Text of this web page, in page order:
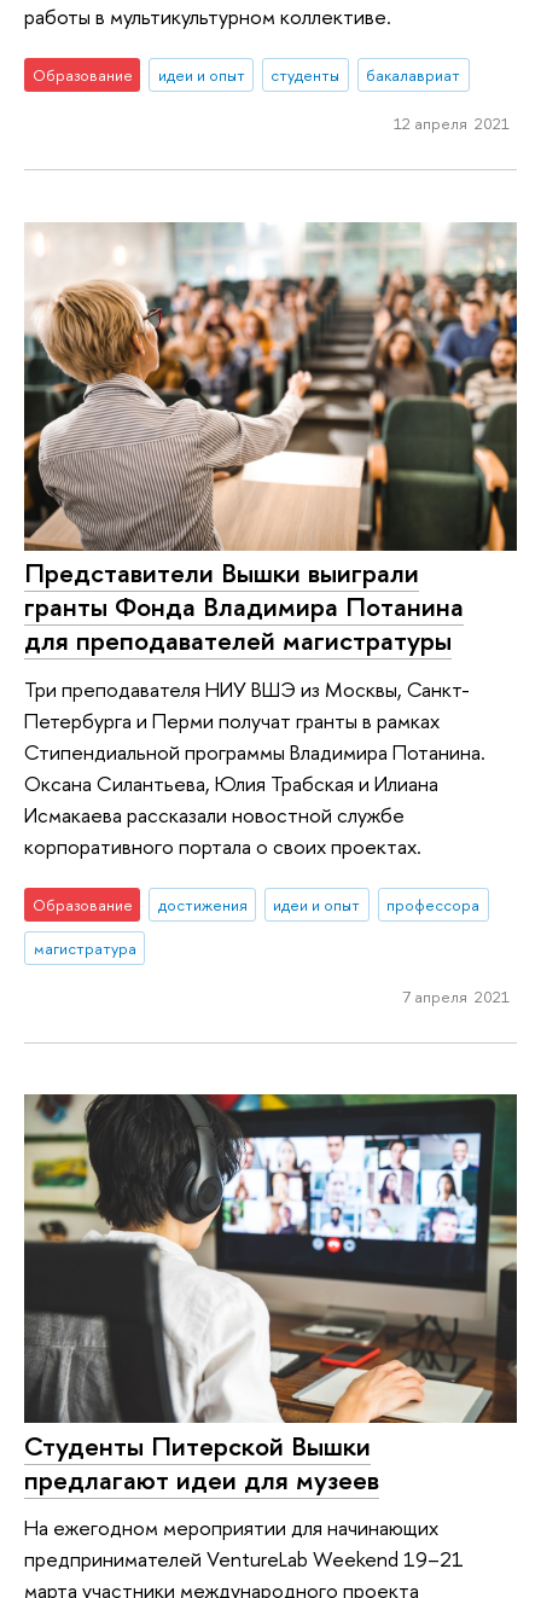
работы в мультикультурном коллективе.
Образование идеи и опыт студенты бакалавриат
12 апреля 2021
Представители Вышки выиграли
гранты Фонда Владимира Потанина
для преподавателей магистратуры
Три преподавателя НИУ ВШЭ из Москвы, Санкт-
Петербурга и Перми получат гранты в рамках
Стипендиальной программы Владимира Потанина.
Оксана Силантьева, Юлия Трабская и Илиана
Исмакаева рассказали новостной службе
корпоративного портала о своих проектах.
Образование достижения идеи и опыт
профессора
магистратура
7 апреля 2021
Студенты Питерской Вышки
предлагают идеи для музеев
На ежегодном мероприятии для начинающих
предпринимателей VentureLab Weekend 19–21
марта участники международного проекта